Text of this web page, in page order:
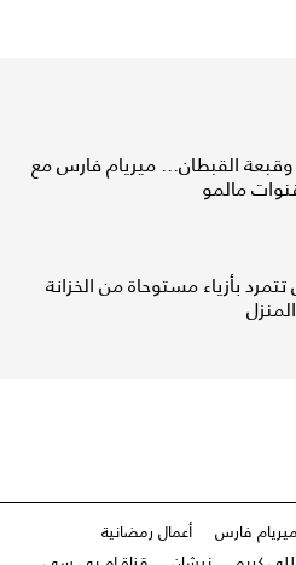
وقبعة القبطان... ميريام فارس مع
مالمو
بأزياء مستوحاة من الخزانة
ميريام فارس
أعمال رمضانية